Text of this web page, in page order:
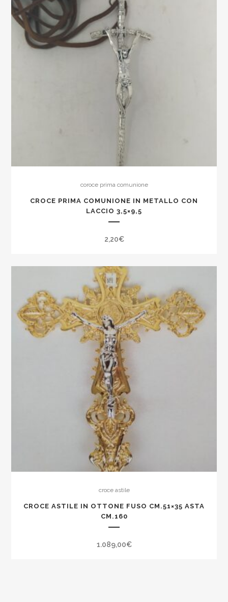
coroce prima comunione
CROCE PRIMA COMUNIONE IN METALLO CON
LACCIO 3,5×9,5
2,20€
croce astile
CROCE ASTILE IN OTTONE FUSO CM.51×35 ASTA
CM.160
1.089,00€